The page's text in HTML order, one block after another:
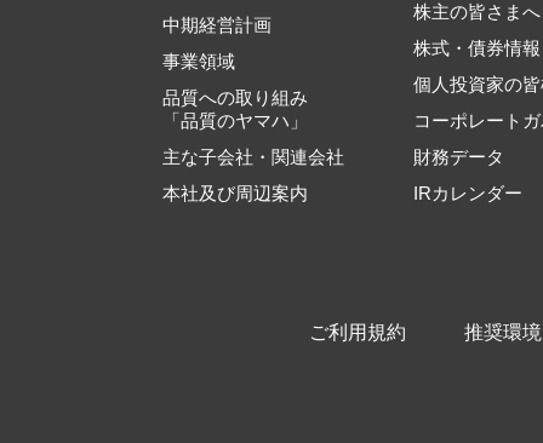
中期経営計画
事業領域
品質への取り組み
「品質のヤマハ」
主な子会社・関連会社
本社及び周辺案内
株主の皆さまへ
株式・債券情報
個人投資家の
コーポレート
財務データ
IRカレンダー
ご利用規約 推奨環境